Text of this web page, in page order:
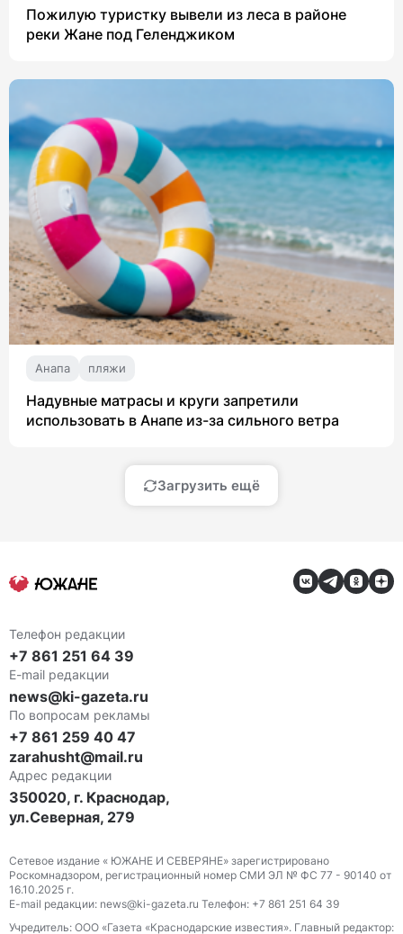
Пожилую туристку вывели из леса в районе
реки Жане под Геленджиком
Анапа пляжи
Надувные матрасы и круги запретили
использовать в Анапе из-за сильного ветра
Загрузить ещё
Телефон редакции
+7 861 251 64 39
E-mail редакции
news@ki-gazeta.ru
По вопросам рекламы
+7 861 259 40 47
zarahusht@mail.ru
Адрес редакции
350020, г. Краснодар,
ул.Северная, 279
Сетевое издание « ЮЖАНЕ И СЕВЕРЯНЕ» зарегистрировано
Роскомнадзором, регистрационный номер СМИ ЭЛ № ФС 77 - 90140 от
16.10.2025 г.
E-mail редакции: news@ki-gazeta.ru Телефон: +7 861 251 64 39
Учредитель: ООО «Газета «Краснодарские известия». Главный редактор: